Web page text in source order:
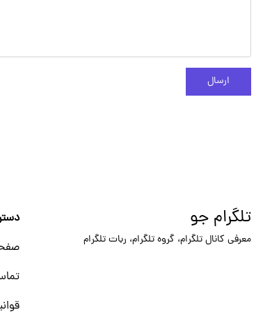
ارسال
تلگرام جو
معرفی کانال تلگرام، گروه تلگرام، ربات تلگرام